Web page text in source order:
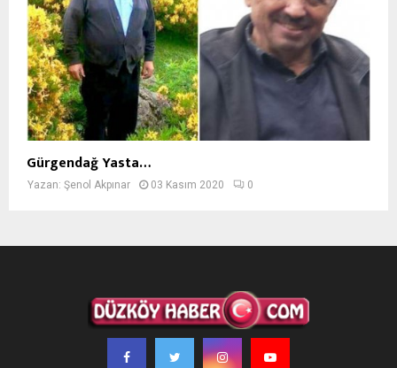
Gürgendağ Yasta…
Yazan: Şenol Akpınar 03 Kasım 2020 0